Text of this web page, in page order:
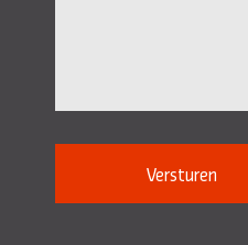
Versturen